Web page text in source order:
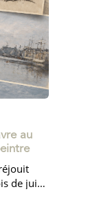
au
de juin,
Le